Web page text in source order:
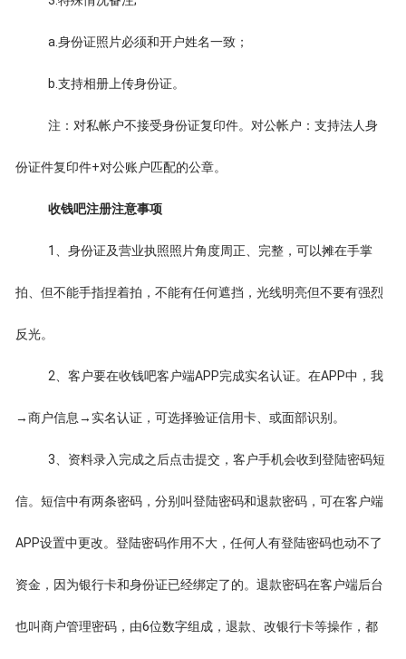
a.身份证照片必须和开户姓名一致；
b.支持相册上传身份证。
注：对私帐户不接受身份证复印件。对公帐户：支持法人身
份证件复印件+对公账户匹配的公章。
收钱吧注册注意事项
1、身份证及营业执照照片角度周正、完整，可以摊在手掌
拍、但不能手指捏着拍，不能有任何遮挡，光线明亮但不要有强烈
反光。
2、客户要在收钱吧客户端APP完成实名认证。在APP中，我
→商户信息→实名认证，可选择验证信用卡、或面部识别。
3、资料录入完成之后点击提交，客户手机会收到登陆密码短
信。短信中有两条密码，分别叫登陆密码和退款密码，可在客户端
APP设置中更改。登陆密码作用不大，任何人有登陆密码也动不了
资金，因为银行卡和身份证已经绑定了的。退款密码在客户端后台
也叫商户管理密码，由6位数字组成，退款、改银行卡等操作，都